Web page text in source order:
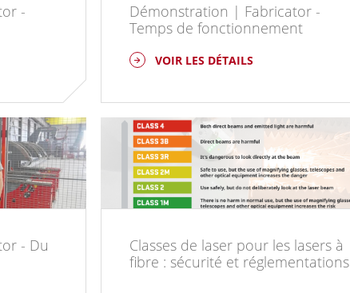
-
Démonstration | Fabricator -
Temps de fonctionnement
VOIR LES DÉTAILS
- Du
Classes de laser pour les lasers à
fibre : sécurité et réglementations